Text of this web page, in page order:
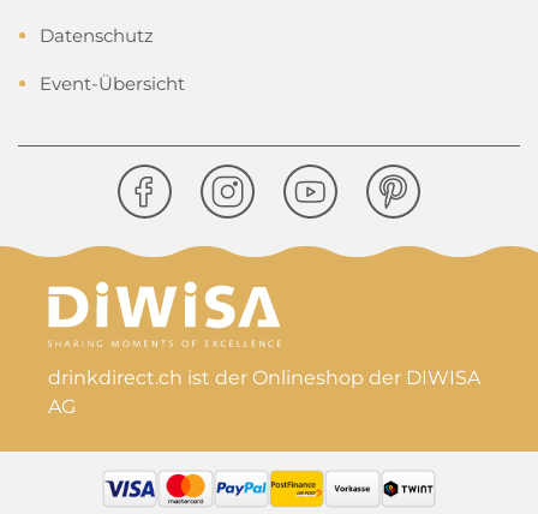
Datenschutz
Event-Übersicht
drinkdirect.ch ist der Onlineshop der DIWISA
AG